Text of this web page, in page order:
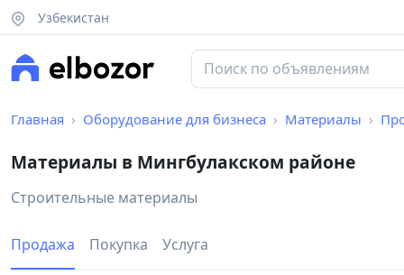
Узбекистан
Главная Оборудование для бизнеса Материалы
Материалы в Мингбулакском районе
Строительные материалы
Продажа Покупка Услуга